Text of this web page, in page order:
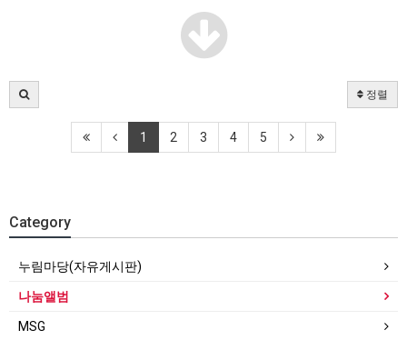
정렬
1 2 3 4 5
Category
누림마당(자유게시판)
나눔앨범
MSG